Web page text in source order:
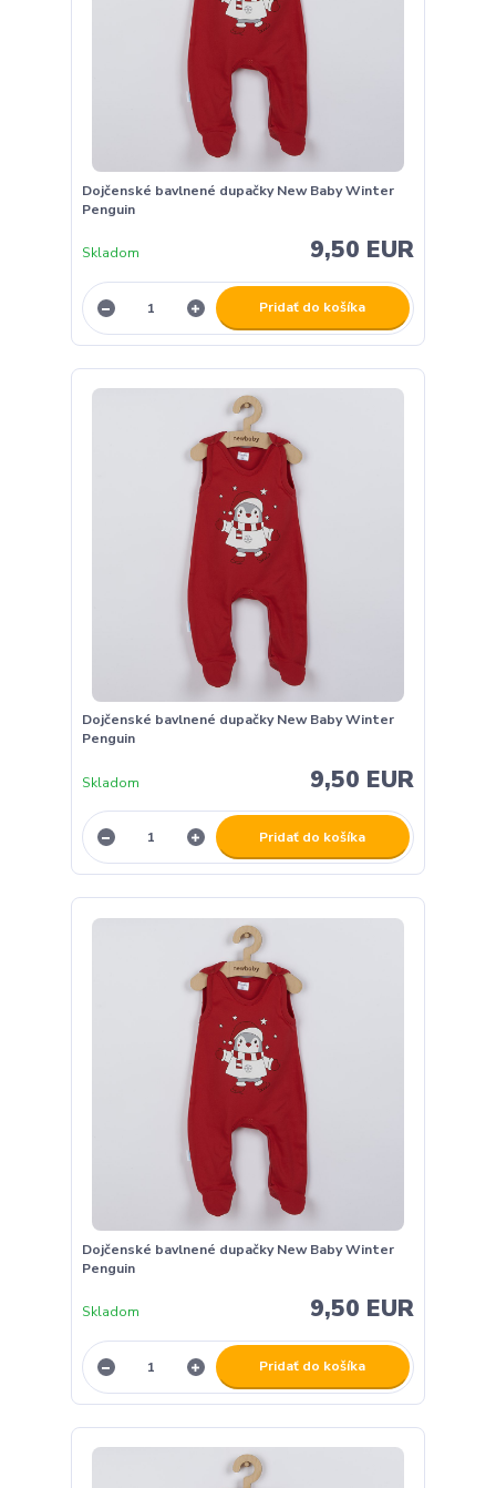
Dojčenské bavlnené dupačky New Baby Winter
Penguin
9,50 EUR
Skladom
Pridať do košíka
Dojčenské bavlnené dupačky New Baby Winter
Penguin
9,50 EUR
Skladom
Pridať do košíka
Dojčenské bavlnené dupačky New Baby Winter
Penguin
9,50 EUR
Skladom
Pridať do košíka